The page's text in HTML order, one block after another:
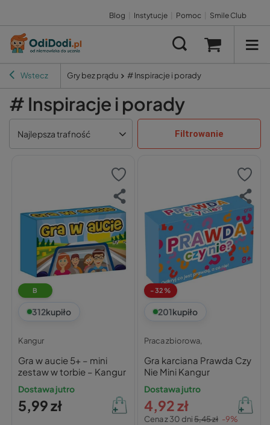
Blog Instytucje Pomoc Smile Club
Wstecz Gry bez prądu # Inspiracje i porady
# Inspiracje i porady
Najlepsza trafność Filtrowanie
B
312kupiło
Kangur
Gra w aucie 5+ – mini
zestaw w torbie – Kangur
Dostawa jutro
5,99 zł
-32%
201kupiło
Praca zbiorowa,
Gra karciana Prawda Czy
Nie Mini Kangur
Dostawa jutro
Cena z 30 dni5,45 zł -9%
4,92 zł